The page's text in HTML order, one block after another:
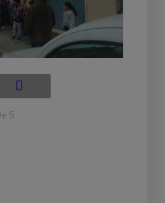
5